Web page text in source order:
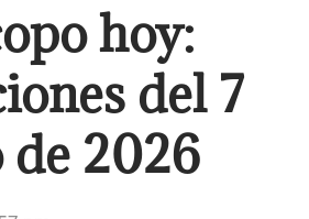
hoy:
del 7
de 2026